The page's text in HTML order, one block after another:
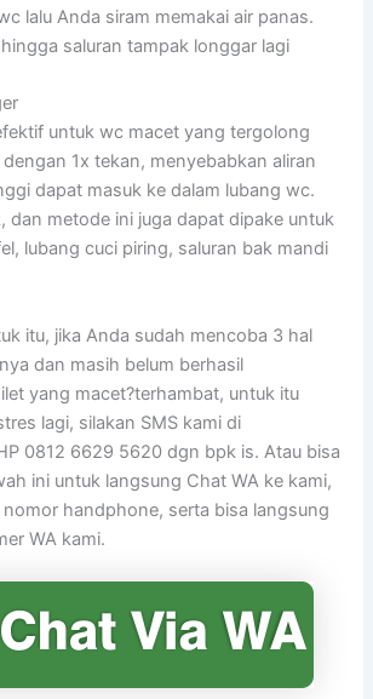
lalu Anda siram memakai air panas.
saluran tampak longgar lagi
untuk wc macet yang tergolong
1x tekan, menyebabkan aliran
dapat masuk ke dalam lubang wc.
dan metode ini juga dapat dipake untuk
lubang cuci piring, saluran bak mandi
itu, jika Anda sudah mencoba 3 hal
dan masih belum berhasil
yang macet?terhambat, untuk itu
lagi, silakan SMS kami di
0812 6629 5620 dgn bpk is. Atau bisa
ini untuk langsung Chat WA ke kami,
handphone, serta bisa langsung
WA kami.